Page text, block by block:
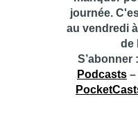
journée.
au vendredi
de
S’abonner :
Podcasts–